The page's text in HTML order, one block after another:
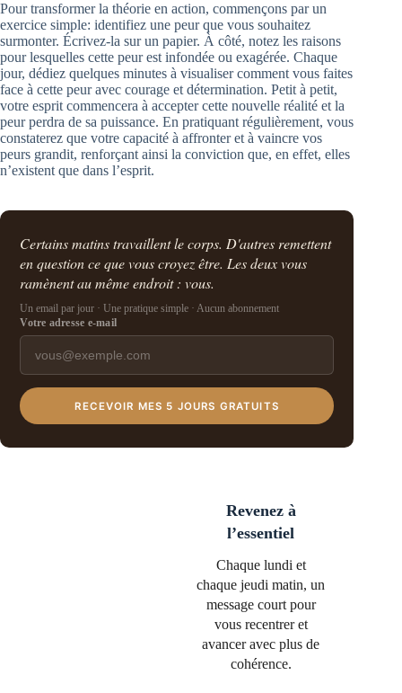
Pour transformer la théorie en action, commençons par un
exercice simple: identifiez une peur que vous souhaitez
surmonter. Écrivez-la sur un papier. À côté, notez les raisons
pour lesquelles cette peur est infondée ou exagérée. Chaque
jour, dédiez quelques minutes à visualiser comment vous faites
face à cette peur avec courage et détermination. Petit à petit,
votre esprit commencera à accepter cette nouvelle réalité et la
peur perdra de sa puissance. En pratiquant régulièrement, vous
constaterez que votre capacité à affronter et à vaincre vos
peurs grandit, renforçant ainsi la conviction que, en effet, elles
n’existent que dans l’esprit.
Certains matins travaillent le corps. D'autres remettent
en question ce que vous croyez être. Les deux vous
ramènent au même endroit : vous.
Un email par jour · Une pratique simple · Aucun abonnement
Votre adresse e-mail
RECEVOIR MES 5 JOURS GRATUITS
Revenez à
l’essentiel
Chaque lundi et
chaque jeudi matin, un
message court pour
vous recentrer et
avancer avec plus de
cohérence.